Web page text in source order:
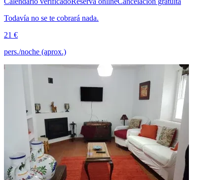
Todavía no se te cobrará nada.
21 €
pers./noche (aprox.)